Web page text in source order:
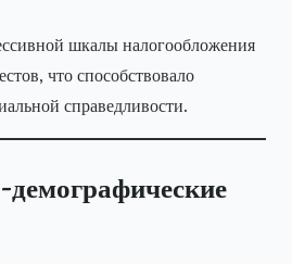
шкалы налогообложения
что способствовало
справедливости.